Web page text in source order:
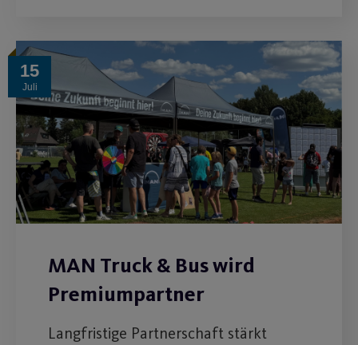
15
Juli
MAN Truck & Bus wird
Premiumpartner
Langfristige Partnerschaft stärkt